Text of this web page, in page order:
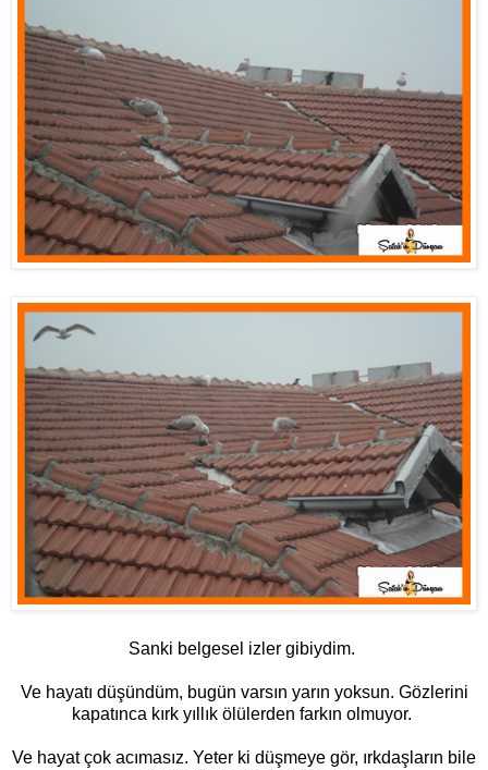
Sanki belgesel izler gibiydim.
Ve hayatı düşündüm, bugün varsın yarın yoksun. Gözlerini
kapatınca kırk yıllık ölülerden farkın olmuyor.
Ve hayat çok acımasız. Yeter ki düşmeye gör, ırkdaşların bile